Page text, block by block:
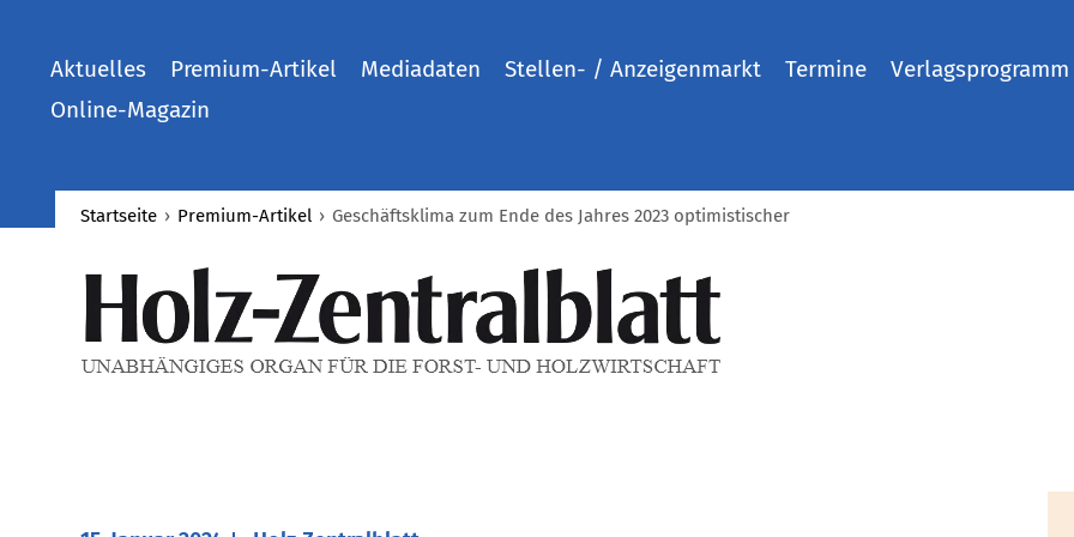
Aktuelles Premium-Artikel Mediadaten Stellen- / Anzeigenmarkt Termine
Verlagsprogramm
Online-Magazin
Startseite › Premium-Artikel › Geschäftsklima zum Ende des Jahres 2023 optimistischer